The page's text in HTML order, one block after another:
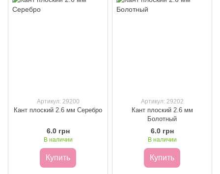
Артикул: 29200
Кант плоский 2.6 мм Серебро
6.0 грн
В наличии
Купить
Артикул: 29202
Кант плоский 2.6 мм
Болотный
6.0 грн
В наличии
Купить